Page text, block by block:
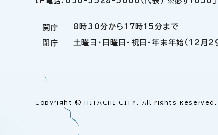
開庁 8時30分から17時15分まで
閉庁 土曜日・日曜日・祝日・年末年始（12
Copyright © HITACHI CITY. All rights Reserved.